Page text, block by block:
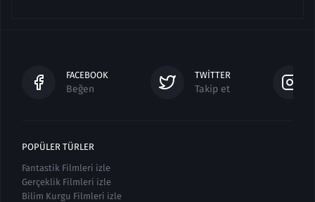
FACEBOOK
Beğen
TWITTER
Takip et
POPÜLER TÜRLER
Fantastik Filmleri izle
Gerçeklik Filmleri izle
Bilim Kurgu Filmleri izle